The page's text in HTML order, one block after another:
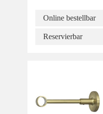
Online bestellbar
Reservierbar